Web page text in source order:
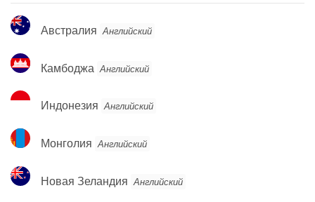
Австралия
Австралия Английский
Камбоджа
Камбоджа Английский
Индонезия
Индонезия Английский
Монголия
Монголия Английский
Новая
Зеландия
Новая Зеландия Английский